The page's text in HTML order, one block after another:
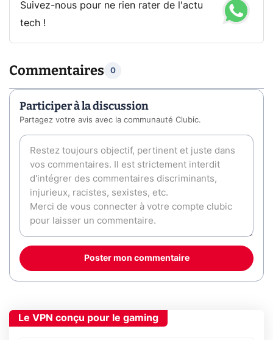
Suivez-nous pour ne rien rater de l'actu
tech !
Commentaires 0
Participer à la discussion
Partagez votre avis avec la communauté Clubic.
Poster mon commentaire
Le VPN conçu pour le gaming